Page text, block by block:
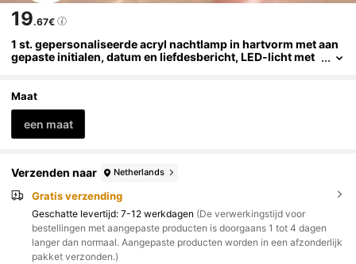
19.67€
1 st. gepersonaliseerde acryl nachtlamp in hartvorm met aan
gepaste initialen, datum en liefdesbericht, LED-licht met
m, bruiloft en slaapkamerdecoratie
Maat
een maat
Verzenden naar Netherlands
Gratis verzending
Geschatte levertijd: 7-12 werkdagen (De verwerkingstijd voor
bestellingen met aangepaste producten is doorgaans 1 tot 4 dagen
langer dan normaal. Aangepaste producten worden in een afzonderlijk
pakket verzonden.)